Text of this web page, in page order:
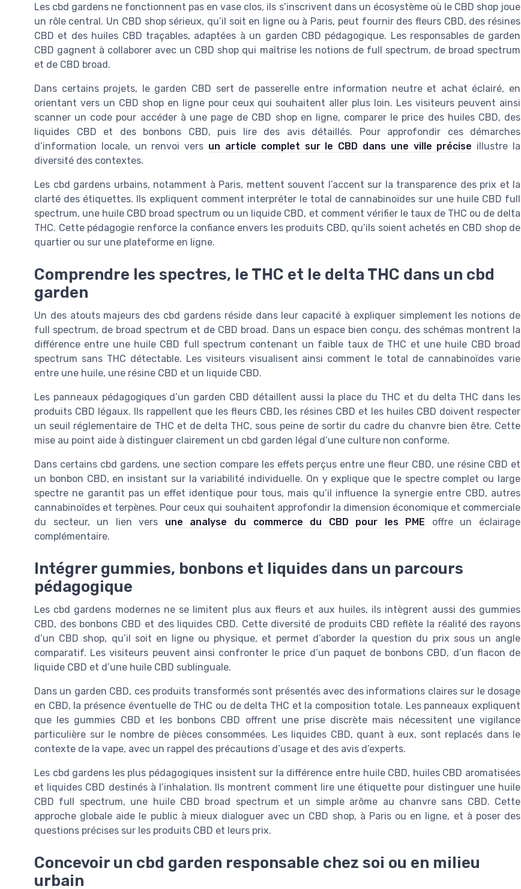
Les cbd gardens ne fonctionnent pas en vase clos, ils s’inscrivent dans un écosystème où le CBD shop joue
un rôle central. Un CBD shop sérieux, qu’il soit en ligne ou à Paris, peut fournir des fleurs CBD, des résines
CBD et des huiles CBD traçables, adaptées à un garden CBD pédagogique. Les responsables de garden
CBD gagnent à collaborer avec un CBD shop qui maîtrise les notions de full spectrum, de broad spectrum
et de CBD broad.
Dans certains projets, le garden CBD sert de passerelle entre information neutre et achat éclairé, en
orientant vers un CBD shop en ligne pour ceux qui souhaitent aller plus loin. Les visiteurs peuvent ainsi
scanner un code pour accéder à une page de CBD shop en ligne, comparer le price des huiles CBD, des
liquides CBD et des bonbons CBD, puis lire des avis détaillés. Pour approfondir ces démarches
d’information locale, un renvoi vers un article complet sur le CBD dans une ville précise illustre la
diversité des contextes.
Les cbd gardens urbains, notamment à Paris, mettent souvent l’accent sur la transparence des prix et la
clarté des étiquettes. Ils expliquent comment interpréter le total de cannabinoïdes sur une huile CBD full
spectrum, une huile CBD broad spectrum ou un liquide CBD, et comment vérifier le taux de THC ou de delta
THC. Cette pédagogie renforce la confiance envers les produits CBD, qu’ils soient achetés en CBD shop de
quartier ou sur une plateforme en ligne.
Comprendre les spectres, le THC et le delta THC dans un cbd
garden
Un des atouts majeurs des cbd gardens réside dans leur capacité à expliquer simplement les notions de
full spectrum, de broad spectrum et de CBD broad. Dans un espace bien conçu, des schémas montrent la
différence entre une huile CBD full spectrum contenant un faible taux de THC et une huile CBD broad
spectrum sans THC détectable. Les visiteurs visualisent ainsi comment le total de cannabinoïdes varie
entre une huile, une résine CBD et un liquide CBD.
Les panneaux pédagogiques d’un garden CBD détaillent aussi la place du THC et du delta THC dans les
produits CBD légaux. Ils rappellent que les fleurs CBD, les résines CBD et les huiles CBD doivent respecter
un seuil réglementaire de THC et de delta THC, sous peine de sortir du cadre du chanvre bien être. Cette
mise au point aide à distinguer clairement un cbd garden légal d’une culture non conforme.
Dans certains cbd gardens, une section compare les effets perçus entre une fleur CBD, une résine CBD et
un bonbon CBD, en insistant sur la variabilité individuelle. On y explique que le spectre complet ou large
spectre ne garantit pas un effet identique pour tous, mais qu’il influence la synergie entre CBD, autres
cannabinoïdes et terpènes. Pour ceux qui souhaitent approfondir la dimension économique et commerciale
du secteur, un lien vers une analyse du commerce du CBD pour les PME offre un éclairage
complémentaire.
Intégrer gummies, bonbons et liquides dans un parcours
pédagogique
Les cbd gardens modernes ne se limitent plus aux fleurs et aux huiles, ils intègrent aussi des gummies
CBD, des bonbons CBD et des liquides CBD. Cette diversité de produits CBD reflète la réalité des rayons
d’un CBD shop, qu’il soit en ligne ou physique, et permet d’aborder la question du prix sous un angle
comparatif. Les visiteurs peuvent ainsi confronter le price d’un paquet de bonbons CBD, d’un flacon de
liquide CBD et d’une huile CBD sublinguale.
Dans un garden CBD, ces produits transformés sont présentés avec des informations claires sur le dosage
en CBD, la présence éventuelle de THC ou de delta THC et la composition totale. Les panneaux expliquent
que les gummies CBD et les bonbons CBD offrent une prise discrète mais nécessitent une vigilance
particulière sur le nombre de pièces consommées. Les liquides CBD, quant à eux, sont replacés dans le
contexte de la vape, avec un rappel des précautions d’usage et des avis d’experts.
Les cbd gardens les plus pédagogiques insistent sur la différence entre huile CBD, huiles CBD aromatisées
et liquides CBD destinés à l’inhalation. Ils montrent comment lire une étiquette pour distinguer une huile
CBD full spectrum, une huile CBD broad spectrum et un simple arôme au chanvre sans CBD. Cette
approche globale aide le public à mieux dialoguer avec un CBD shop, à Paris ou en ligne, et à poser des
questions précises sur les produits CBD et leurs prix.
Concevoir un cbd garden responsable chez soi ou en milieu
urbain